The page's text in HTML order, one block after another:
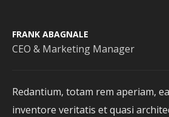
FRANK ABAGNALE
CEO & Marketing Manager
Redantium, totam rem aperiam,
inventore veritatis et quasi